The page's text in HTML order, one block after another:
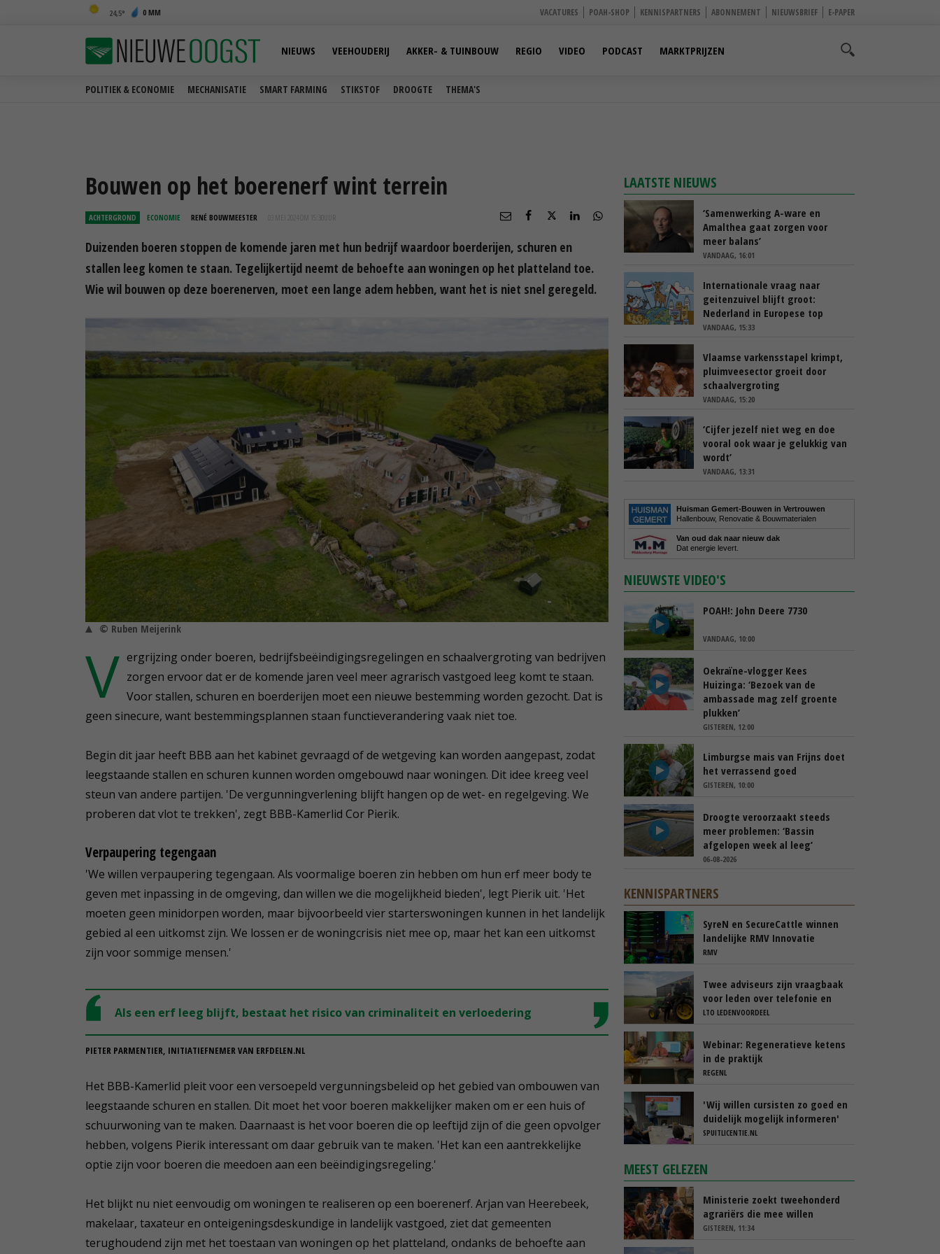
24,5 0 MM VACATURES POAH-SHOP KENNISPARTNERS ABONNEMENT NIEUWSBRIEF E-PAPER
POLITIEK & ECONOMIE MECHANISATIE SMART FARMING STIKSTOF DROOGTE THEMA'S
NIEUWS VEEHOUDERIJ AKKER- & TUINBOUW REGIO VIDEO PODCAST MARKTPRIJZEN
Bouwen op het boerenerf wint terrein
ACHTERGROND ECONOMIE RENÉ BOUWMEESTER 03 MEI 2024 OM 15:30
Duizenden boeren stoppen de komende jaren met hun bedrijf waardoor boerderijen, schuren en
stallen leeg komen te staan. Tegelijkertijd neemt de behoefte aan woningen op het platteland toe.
Wie wil bouwen op deze boerenerven, moet een lange adem hebben, want het is niet snel geregeld.
© Ruben Meijerink
V ergrijzing onder boeren, bedrijfsbeëindigingsregelingen en schaalvergroting van bedrijven
zorgen ervoor dat er de komende jaren veel meer agrarisch vastgoed leeg komt te staan.
Voor stallen, schuren en boerderijen moet een nieuwe bestemming worden gezocht. Dat is
geen sinecure, want bestemmingsplannen staan functieverandering vaak niet toe.
Begin dit jaar heeft BBB aan het kabinet gevraagd of de wetgeving kan worden aangepast, zodat
leegstaande stallen en schuren kunnen worden omgebouwd naar woningen. Dit idee kreeg veel
steun van andere partijen. 'De vergunningverlening blijft hangen op de wet- en regelgeving. We
proberen dat vlot te trekken', zegt BBB-Kamerlid Cor Pierik.
Verpaupering tegengaan
'We willen verpaupering tegengaan. Als voormalige boeren zin hebben om hun erf meer body te
geven met inpassing in de omgeving, dan willen we die mogelijkheid bieden', legt Pierik uit. 'Het
moeten geen minidorpen worden, maar bijvoorbeeld vier starterswoningen kunnen in het landelijk
gebied al een uitkomst zijn. We lossen er de woningcrisis niet mee op, maar het kan een uitkomst
zijn voor sommige mensen.'
Als een erf leeg blijft, bestaat het risico van criminaliteit en verloedering
PIETER PARMENTIER, INITIATIEFNEMER VAN ERFDELEN.NL
Het BBB-Kamerlid pleit voor een versoepeld vergunningsbeleid op het gebied van ombouwen van
leegstaande schuren en stallen. Dit moet het voor boeren makkelijker maken om er een huis of
schuurwoning van te maken. Daarnaast is het voor boeren die op leeftijd zijn of die geen opvolger
hebben, volgens Pierik interessant om daar gebruik van te maken. 'Het kan een aantrekkelijke
optie zijn voor boeren die meedoen aan een beëindigingsregeling.'
Het blijkt nu niet eenvoudig om woningen te realiseren op een boerenerf. Arjan van Heerebeek,
makelaar, taxateur en onteigeningsdeskundige in landelijk vastgoed, ziet dat gemeenten
terughoudend zijn met het toestaan van woningen op het platteland, ondanks de behoefte aan
LAATSTE NIEUWS
‘Samenwerking A-ware en
Amalthea gaat zorgen voor
meer balans’
VANDAAG, 16:01
Internationale vraag naar
geitenzuivel blijft groot:
Nederland in Europese top
VANDAAG, 15:33
Vlaamse varkensstapel krimpt,
pluimveesector groeit door
schaalvergroting
VANDAAG, 15:20
‘Cijfer jezelf niet weg en doe
vooral ook waar je gelukkig van
wordt’
VANDAAG, 13:31
Huisman Gemert-Bouwen in Vertrouwen
Hallenbouw, Renovatie & Bouwmaterialen
Van oud dak naar nieuw dak
Dat energie levert.
NIEUWSTE VIDEO'S
POAH!: John Deere 7730
VANDAAG, 10:00
Oekraïne-vlogger Kees
Huizinga: ‘Bezoek van de
ambassade mag zelf groente
plukken’
GISTEREN, 12:00
Limburgse mais van Frijns doet
het verrassend goed
GISTEREN, 10:00
Droogte veroorzaakt steeds
meer problemen: ‘Bassin
afgelopen week al leeg’
06-08-2026
KENNISPARTNERS
SyreN en SecureCattle winnen
landelijke RMV Innovatie
Awards
RMV
Twee adviseurs zijn vraagbaak
voor leden over telefonie en
ICT
LTO LEDENVOORDEEL
Webinar: Regeneratieve ketens
in de praktijk
REGENL
'Wij willen cursisten zo goed en
duidelijk mogelijk informeren'
SPUITLICENTIE.NL
MEEST GELEZEN
Ministerie zoekt tweehonderd
agrariërs die mee willen
denken
GISTEREN, 11:34